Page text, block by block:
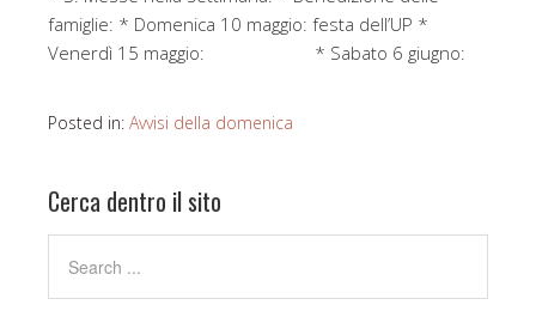
famiglie: * Domenica 10 maggio: festa dell’UP *
Venerdì 15 maggio: * Sabato 6 giugno:
Posted in: Avvisi della domenica
Cerca dentro il sito